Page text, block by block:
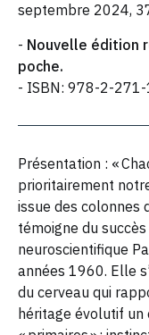
septembre 2024,
- Nouvelle édition
poche.
- ISBN: 978-2-
Présentation : «
prioritairement
issue des colonnes
témoigne du
neuroscientifique
années 1960. Elle
du cerveau qui
héritage évolutif un